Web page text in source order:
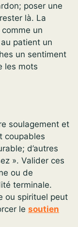
poser une
là. La
un
patient un
un sentiment
les mots
soulagement et
coupables
d’autres
». Valider ces
ou de
terminale.
ou spirituel peut
le soutien